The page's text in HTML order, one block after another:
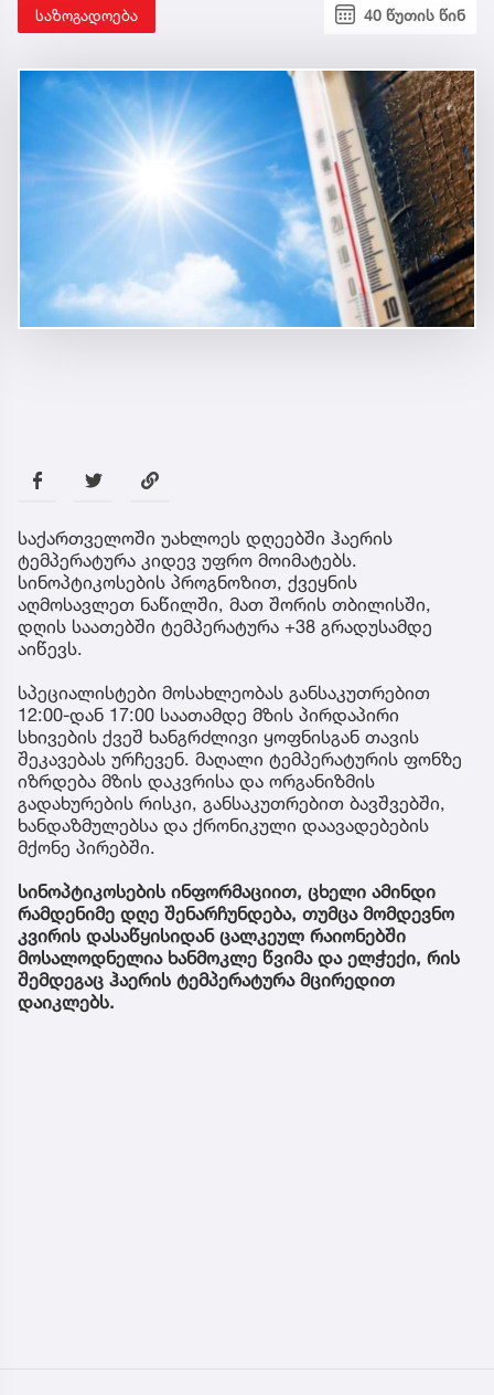
საზოგადოება 40 წუთის წინ
საქართველოში უახლოეს დღეებში ჰაერის
ტემპერატურა კიდევ უფრო მოიმატებს.
სინოპტიკოსების პროგნოზით, ქვეყნის
აღმოსავლეთ ნაწილში, მათ შორის თბილისში,
დღის საათებში ტემპერატურა +38 გრადუსამდე
აიწევს.
სპეციალისტები მოსახლეობას განსაკუთრებით
12:00-დან 17:00 საათამდე მზის პირდაპირი
სხივების ქვეშ ხანგრძლივი ყოფნისგან თავის
შეკავებას ურჩევენ. მაღალი ტემპერატურის ფონზე
იზრდება მზის დაკვრისა და ორგანიზმის
გადახურების რისკი, განსაკუთრებით ბავშვებში,
ხანდაზმულებსა და ქრონიკული დაავადებების
მქონე პირებში.
სინოპტიკოსების ინფორმაციით, ცხელი ამინდი
რამდენიმე დღე შენარჩუნდება, თუმცა მომდევნო
კვირის დასაწყისიდან ცალკეულ რაიონებში
მოსალოდნელია ხანმოკლე წვიმა და ელჭექი, რის
შემდეგაც ჰაერის ტემპერატურა მცირედით
დაიკლებს.